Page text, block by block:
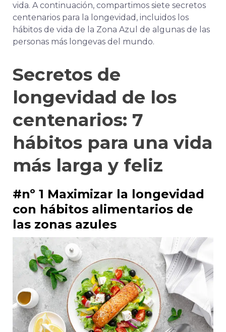
vida. A continuación, compartimos siete secretos
centenarios para la longevidad, incluidos los
hábitos de vida de la Zona Azul de algunas de las
personas más longevas del mundo.
Secretos de
longevidad de los
centenarios: 7
hábitos para una vida
más larga y feliz
#nº 1 Maximizar la longevidad
con hábitos alimentarios de
las zonas azules